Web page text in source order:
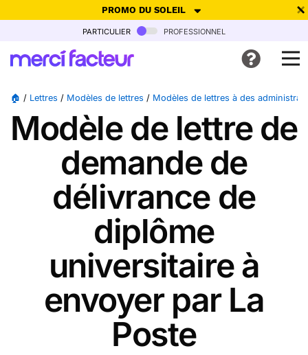
PROMO DU SOLEIL
-30% de réduction avec le code SUMMER26pour envoyer des
Ne plus afficher
particulier professionnel
🏠 / Lettres / Modèles de lettres / Modèles de lettres à des
Modèle de lettre de
demande de
délivrance de
diplôme
universitaire à
envoyer par La
Poste